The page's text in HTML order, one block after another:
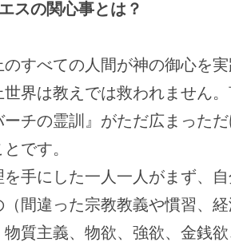
スの関心事とは？
のすべての人間が神の御心を
世界は教えでは救われません
ーチの霊訓』がただ広まった
とです。
を手にした一人一人がまず、
（間違った宗教教義や慣習、
物質主義、物欲、強欲、金銭